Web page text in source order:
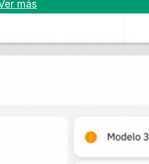
más